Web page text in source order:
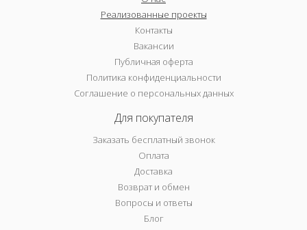
Реализованные проекты
Контакты
Вакансии
Публичная оферта
Политика конфиденциальности
Соглашение о персональных данных
Для покупателя
Заказать бесплатный звонок
Оплата
Доставка
Возврат и обмен
Вопросы и ответы
Блог